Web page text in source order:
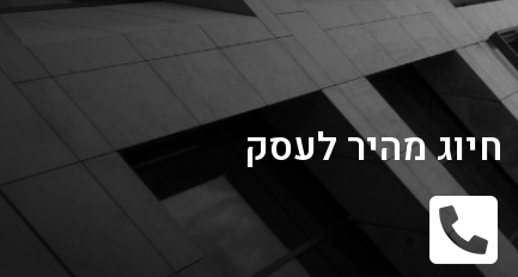
חיוג מהיר לעסק